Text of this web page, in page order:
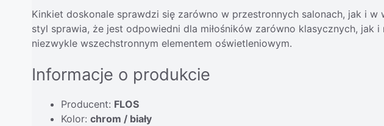
Kinkiet doskonale sprawdzi się zarówno w przestronnych salonach, jak i
styl sprawia, że jest odpowiedni dla miłośników zarówno klasycznych,
niezwykle wszechstronnym elementem oświetleniowym.
Informacje o produkcie
Producent: FLOS
Kolor: chrom / biały